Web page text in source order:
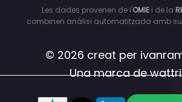
Les dades provenen de l'OMIEi de la
combinen anàlisi automatitzada amb
© 2026 creat per
Una marca de